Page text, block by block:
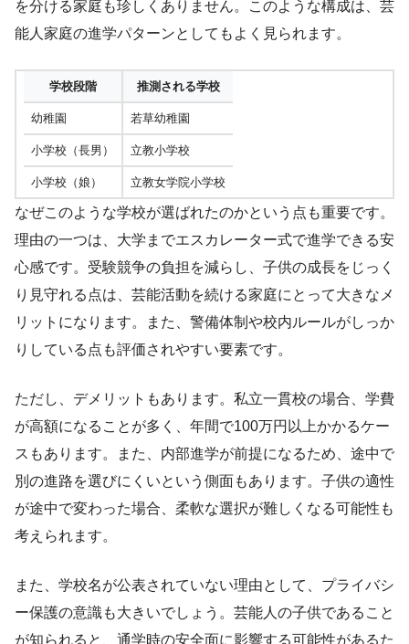
を分ける家庭も珍しくありません。このような構成は、芸
能人家庭の進学パターンとしてもよく見られます。
学校段階 推測される学校
幼稚園 若草幼稚園
小学校（長男） 立教小学校
小学校（娘） 立教女学院小学校
なぜこのような学校が選ばれたのかという点も重要です。
理由の一つは、大学までエスカレーター式で進学できる安
心感です。受験競争の負担を減らし、子供の成長をじっく
り見守れる点は、芸能活動を続ける家庭にとって大きなメ
リットになります。また、警備体制や校内ルールがしっか
りしている点も評価されやすい要素です。
ただし、デメリットもあります。私立一貫校の場合、学費
が高額になることが多く、年間で100万円以上かかるケー
スもあります。また、内部進学が前提になるため、途中で
別の進路を選びにくいという側面もあります。子供の適性
が途中で変わった場合、柔軟な選択が難しくなる可能性も
考えられます。
また、学校名が公表されていない理由として、プライバシ
ー保護の意識も大きいでしょう。芸能人の子供であること
が知られると、通学時の安全面に影響する可能性があるた